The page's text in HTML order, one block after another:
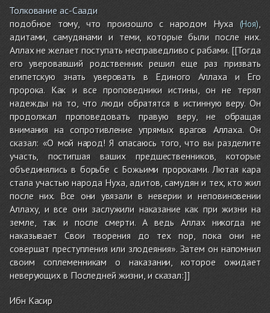
Толкование ас-Саади
подобное тому, что произошло с народом Нуха (Ноя),
адитами, самудянами и теми, которые были после них.
Аллах не желает поступать несправедливо с рабами. [[Тогда
его уверовавший родственник решил еще раз призвать
египетскую знать уверовать в Единого Аллаха и Его
пророка. Как и все проповедники истины, он не терял
надежды на то, что люди обратятся в истинную веру. Он
продолжал проповедовать правую веру, не обращая
внимания на сопротивление упрямых врагов Аллаха. Он
сказал: «О мой народ! Я опасаюсь того, что вы разделите
участь, постигшая ваших предшественников, которые
объединялись в борьбе с Божьими пророками. Лютая кара
стала участью народа Нуха, адитов, самудян и тех, кто жил
после них. Все они увязали в неверии и неповиновении
Аллаху, и все они заслужили наказание как при жизни на
земле, так и после смерти. А ведь Аллах никогда не
наказывает Свои творения до тех пор, пока они не
совершат преступления или злодеяния». Затем он напомнил
своим соплеменникам о наказании, которое ожидает
неверующих в Последней жизни, и сказал:]]
Ибн Касир